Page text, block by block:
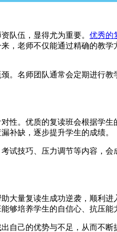
队伍，显得尤为重要。 优秀的
老师不仅能通过精确的教学
名师团队通常会定期进行教
。优质的复读班会根据学生
补缺，逐步提升学生的成绩。
技巧、压力调节等内容，
量复读生成功逆袭，顺利进
够培养学生的自信心、抗压能
自己的优势与不足，从而不